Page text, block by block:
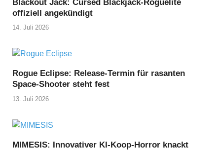
Blackout Jack: Cursed Blackjack-Roguelite
offiziell angekündigt
14. Juli 2026
Rogue Eclipse: Release-Termin für rasanten
Space-Shooter steht fest
13. Juli 2026
MIMESIS: Innovativer KI-Koop-Horror knackt